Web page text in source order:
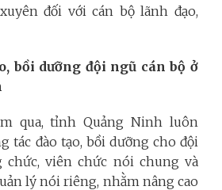
đối với cán bộ lãnh đạo,
bồi dưỡng đội ngũ cán bộ ở
qua, tỉnh Quảng Ninh luôn
tác đào tạo, bồi dưỡng cho đội
chức, viên chức nói chung và
lý nói riêng, nhằm nâng cao